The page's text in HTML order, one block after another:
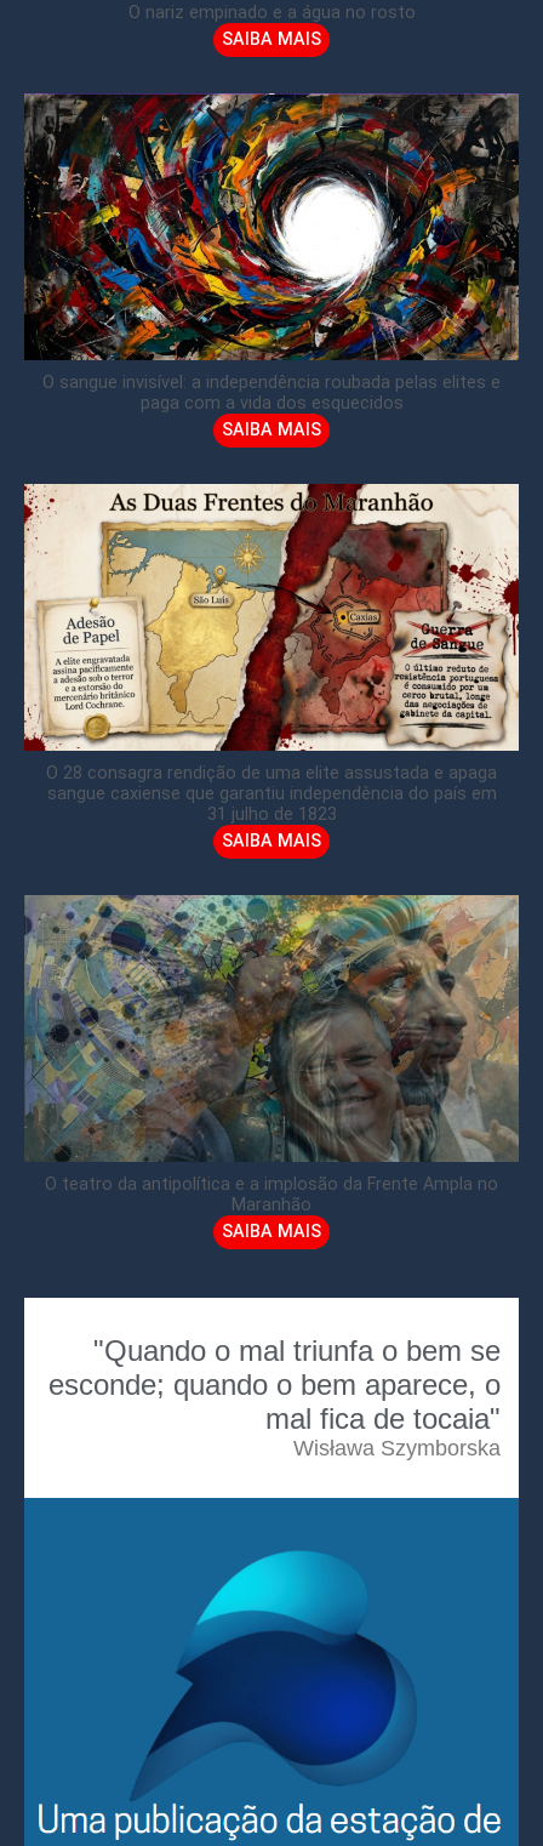
O nariz empinado e a água no rosto
SAIBA MAIS
O sangue invisível: a independência roubada pelas elites e
paga com a vida dos esquecidos
SAIBA MAIS
O 28 consagra rendição de uma elite assustada e apaga
sangue caxiense que garantiu independência do país em
31 julho de 1823
SAIBA MAIS
O teatro da antipolítica e a implosão da Frente Ampla no
Maranhão
SAIBA MAIS
"Quando o mal triunfa o bem se
esconde; quando o bem aparece, o
mal fica de tocaia"
Wisława Szymborska